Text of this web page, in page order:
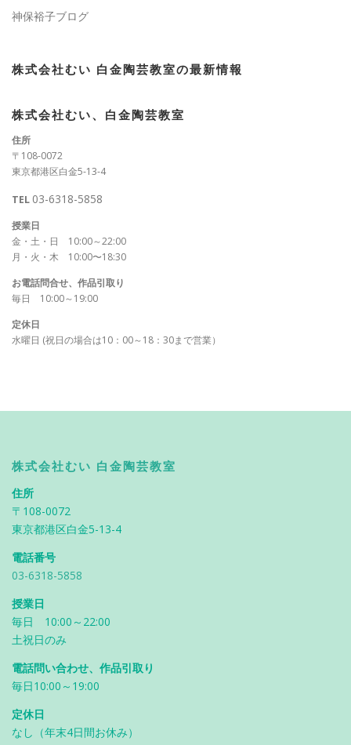
神保裕子ブログ
株式会社むい 白金陶芸教室の最新情報
株式会社むい、白金陶芸教室
住所
〒108-0072
東京都港区白金5-13-4
TEL 03-6318-5858
授業日
金・土・日 10:00～22:00
月・火・木 10:00〜18:30
お電話問合せ、作品引取り
毎日 10:00～19:00
定休日
水曜日 (祝日の場合は10：00～18：30まで営業）
株式会社むい 白金陶芸教室
住所
〒108-0072
東京都港区白金5-13-4
電話番号
03-6318-5858
授業日
毎日 10:00～22:00
土祝日のみ
電話問い合わせ、作品引取り
毎日10:00～19:00
定休日
なし（年末4日間お休み）